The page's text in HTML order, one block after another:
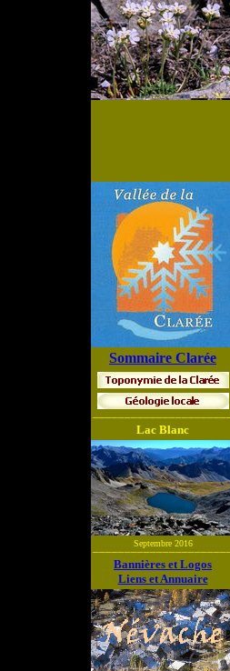
Sommaire Clarée
______________________
Lac Blanc
Septembre 2016
______________________
Bannières et Logos
Liens et Annuaire